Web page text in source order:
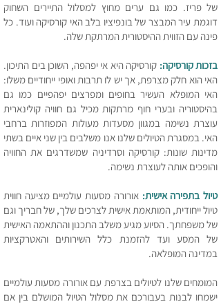
של פריז. כמו גם ערים מחוץ למסלול התיירים השחוק
דוגמת עיר המבצר של בונפיציו בלב האי קורסיקה ועוד. כל
פינה עם הזווית ההיסטורית המרתקת שלה.
בזכות קורסיקה: קורסיקה היא אי יפהפה, השוכן בים התיכון.
האי הוא חלק מצרפת, אך יש לו תרבות ואופי ייחודיים משלו:
האי המופלא העשיר בחופים ומפרצים יפהפיים כמו גם
בהיסטוריה ובערי חוף מרתקות מכיל גם חוויה קולינארית
עוצרת נשימה במגוון מסעדות מעולות המפוזרות ברחבי
האי. במסגרת הטיולים שלנו אנו משלבים בין שני איים בשתי
מדינות שונות: קורסיקה וסרדיניה שמשדרגים את החוויה
והופכים אותה לעוצרת נשימה.
טיול בתפירה אישית: אורורה מסעות עולמיים מציעה חווית
טיול ייחודית, המותאמת אישית לצרכים שלך, של חבריך וגם
של משפחתך. הסיוע מגיע משלב התכנון וההתאמה האישית
של המסע ועד להזמנת כלל השירותים והאטרקציות
במדינה המופלאה.
המומחים שלנו לטיולים בצרפת עם אורורה מסעות עולמיים
ישמחו לבנות בעבורכם את מסלול הטיול המושלם בין אם